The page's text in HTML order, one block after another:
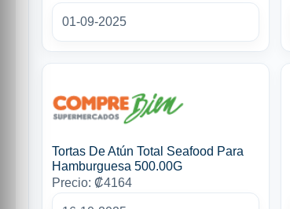
01-09-2025
Tortas De Atún Total Seafood Para
Hamburguesa 500.00G
Precio: ₡4164